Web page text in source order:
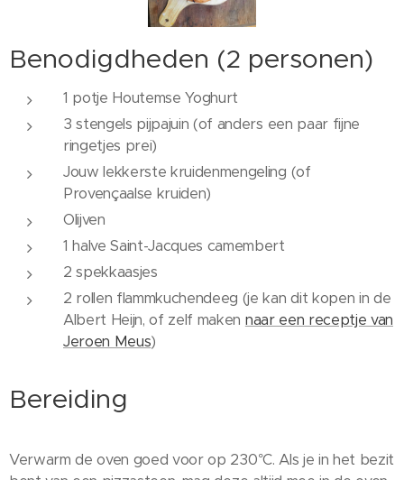
Benodigdheden (2 personen)
1 potje Houtemse Yoghurt
3 stengels pijpajuin (of anders een paar fijne
ringetjes prei)
Jouw lekkerste kruidenmengeling (of
Provençaalse kruiden)
Olijven
1 halve Saint-Jacques camembert
2 spekkaasjes
2 rollen flammkuchendeeg (je kan dit kopen in de
Albert Heijn, of zelf maken naar een receptje van
Jeroen Meus)
Bereiding
Verwarm de oven goed voor op 230°C. Als je in het bezit